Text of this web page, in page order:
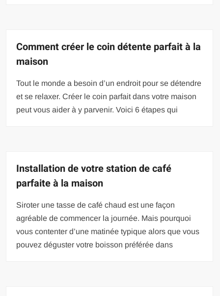
Comment créer le coin détente parfait à la
maison
Tout le monde a besoin d’un endroit pour se détendre
et se relaxer. Créer le coin parfait dans votre maison
peut vous aider à y parvenir. Voici 6 étapes qui
Installation de votre station de café
parfaite à la maison
Siroter une tasse de café chaud est une façon
agréable de commencer la journée. Mais pourquoi
vous contenter d’une matinée typique alors que vous
pouvez déguster votre boisson préférée dans